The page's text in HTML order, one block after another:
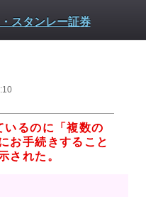
いるのに「複数の
お手続きすること
された。